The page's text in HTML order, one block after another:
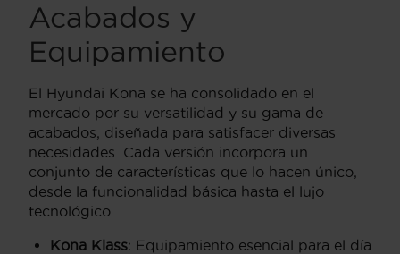
Acabados y
Equipamiento
El Hyundai Kona se ha consolidado en el
mercado por su versatilidad y su gama de
acabados, diseñada para satisfacer diversas
necesidades. Cada versión incorpora un
conjunto de características que lo hacen único,
desde la funcionalidad básica hasta el lujo
tecnológico.
Kona Klass: Equipamiento esencial para el día